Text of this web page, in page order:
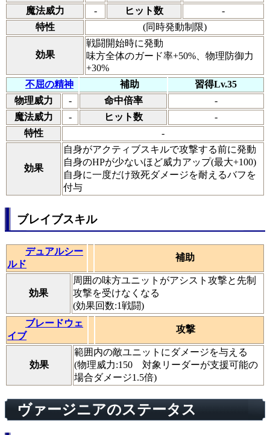
魔法威力
- ヒット数
-
特性
(同時発動制限)
効果
戦闘開始時に発動
味方全体のガード率+50%、物理防御力
+30%
不屈の精神
補助
習得Lv.35
物理威力
- 命中倍率
-
魔法威力
- ヒット数
-
特性
-
効果
自身がアクティブスキルで攻撃する前に発動
自身のHPが少ないほど威力アップ(最大+100)
自身に一度だけ致死ダメージを耐えるバフを
付与
ブレイブスキル
デュアルシー
ルド
補助
効果
周囲の味方ユニットがアシスト攻撃と先制
攻撃を受けなくなる
(効果回数:1戦闘)
ブレードウェ
イブ
攻撃
効果
範囲内の敵ユニットにダメージを与える
(物理威力:150 対象リーダーが支援可能の
場合ダメージ1.5倍)
ヴァージニアのステータス